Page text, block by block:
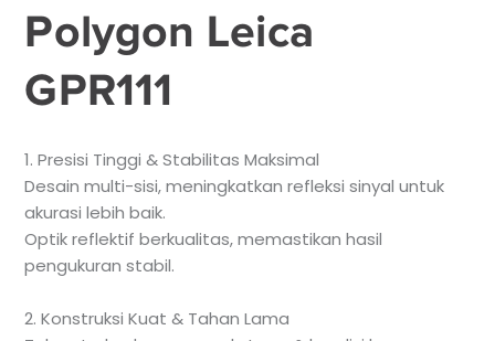
Polygon Leica
GPR111
1. Presisi Tinggi & Stabilitas Maksimal
Desain multi-sisi, meningkatkan refleksi sinyal untuk
akurasi lebih baik.
Optik reflektif berkualitas, memastikan hasil
pengukuran stabil.
2. Konstruksi Kuat & Tahan Lama